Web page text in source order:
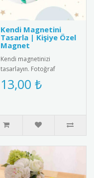
Kendi Magnetini
Tasarla | Kişiye Özel
Magnet
Kendi magnetinizi
tasarlayın. Fotoğraf
ekleyin, metin yazın ve
istediğiniz ölçüde kişiye
13,00 ₺